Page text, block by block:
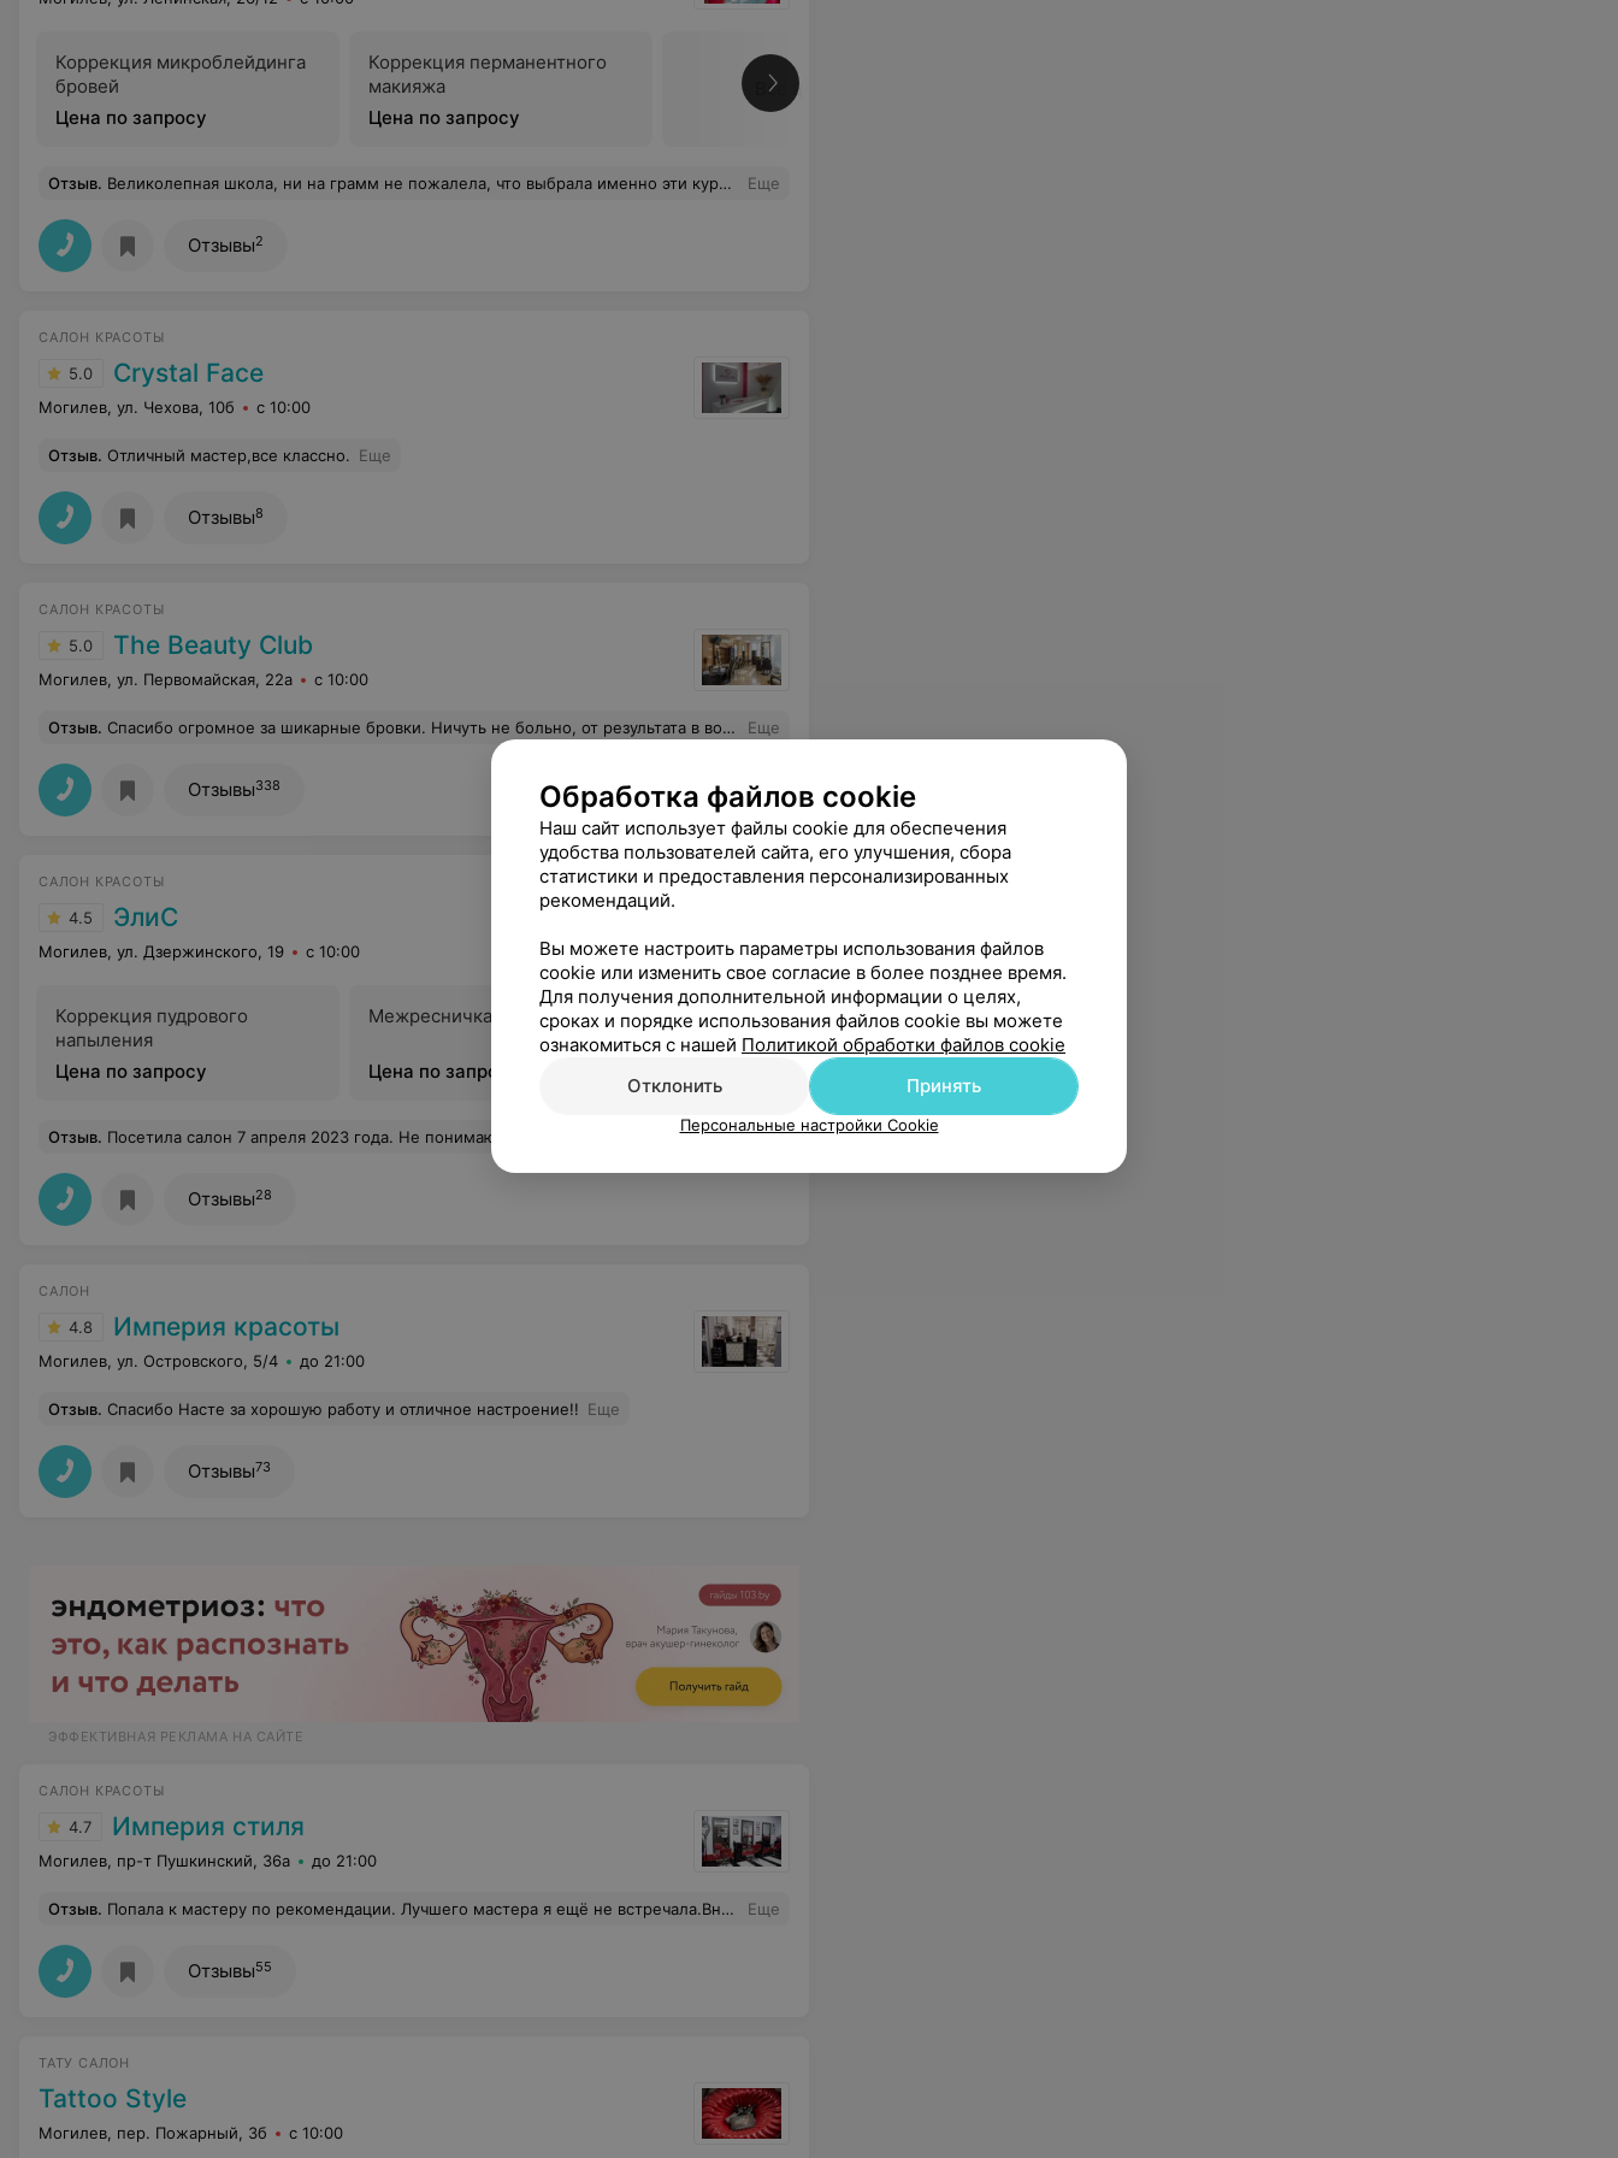
Коррекция микроблейдинга
бровей
Цена по запросу
Коррекция перманентного
макияжа
Цена по запросу
Все цены
Отзыв. Великолепная школа, ни на грамм не пожалела, что выбрала именно эти курсы! Заканчивала полный профессиональный курс "Визажист салона", осталась довольна ! Преподаватель Ирина Киммель не давала нам спуску!) Всё доступно объясняла, уделяя внимание каждой из нас,что очень ценно! Побольше бы таких преподавателей. Удачи Kimmel Studio! Еще
Отзывы2
САЛОН КРАСОТЫ
5.0 Crystal Face
Могилев, ул. Чехова, 10б с 10:00
Отзыв. Отличный мастер,все классно. Еще
Отзывы8
САЛОН КРАСОТЫ
5.0 The Beauty Club
Могилев, ул. Первомайская, 22а с 10:00
Отзыв. Спасибо огромное за шикарные бровки. Ничуть не больно, от результата в восторге! Спасибо огромное! Еще
Отзывы338
САЛОН КРАСОТЫ
4.5 ЭлиС
Могилев, ул. Дзержинского, 19 с 10:00
Коррекция пудрового
напыления
Цена по запросу
Межресничка коррекция
Цена по запросу
Все цены
Отзыв. Посетила салон 7 апреля 2023 года. Не понимаю, на каких они работают материалах, но через 18 дней мои ногти превратились в "оборвыши", причем что я заплатила 43 рубля (+3 рубля) пилка, но больше всего меня возмутило, что хозяин попросил произвести оплату до начала услуги, потому как уходил домой. Пилка, которую я КУПИЛА осталась в салоне и когда я увидев результат носки ногтей решила ее забрать, чтобы не платить в другом салоне, дома обнаружила, что мне подсунули Б/У пилку. Моему возмущению нет предела! Еще
Отзывы28
САЛОН
4.8 Империя красоты
Могилев, ул. Островского, 5/4 до 21:00
Отзыв. Спасибо Насте за хорошую работу и отличное настроение!! Еще
Отзывы73
ЭФФЕКТИВНАЯ РЕКЛАМА НА САЙТЕ
САЛОН КРАСОТЫ
4.7 Империя стиля
Могилев, пр-т Пушкинский, 36а до 21:00
Отзыв. Попала к мастеру по рекомендации. Лучшего мастера я ещё не встречала.Внимательная,профессионал на высшем уровне.Я пришла к Катюше с не очень хорошими ногтями/от прежнего мастера/,она их спасла и привела в идеальное состояние.Делает и маникюр и педикюр.Благодарю за отличную работу! Еще
Отзывы55
ТАТУ САЛОН
Tattoo Style
Могилев, пер. Пожарный, 3б с 10:00
Обработка файлов cookie
Наш сайт использует файлы cookie для обеспечения
удобства пользователей сайта, его улучшения, сбора
статистики и предоставления персонализированных
рекомендаций.
Вы можете настроить параметры использования файлов
cookie или изменить свое согласие в более позднее время.
Для получения дополнительной информации о целях,
сроках и порядке использования файлов cookie вы можете
ознакомиться с нашей Политикой обработки файлов cookie
Отклонить
Принять
Персональные настройки Cookie